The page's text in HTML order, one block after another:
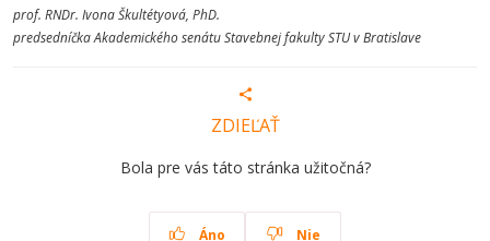
prof. RNDr. Ivona Škultétyová, PhD.
predsedníčka Akademického senátu Stavebnej fakulty STU v Bratislave
ZDIEĽAŤ
Bola pre vás táto stránka užitočná?
Áno Nie